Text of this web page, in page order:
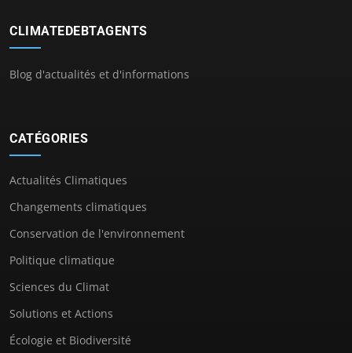
CLIMATEDEBTAGENTS
Blog d'actualités et d'informations
CATÉGORIES
Actualités Climatiques
Changements climatiques
Conservation de l'environnement
Politique climatique
Sciences du Climat
Solutions et Actions
Écologie et Biodiversité